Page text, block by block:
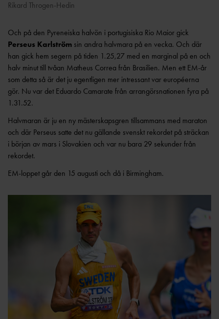
Rikard Throgen-Hedin
Och på den Pyreneiska halvön i portugisiska Rio Maior gick
Perseus Karlström sin andra halvmara på en vecka. Och där
han gick hem segern på tiden 1.25,27 med en marginal på en och
halv minut till tvåan Matheus Correa från Brasilien. Men ett EM-år
som detta så är det ju egentligen mer intressant var européerna
gör. Nu var det Eduardo Camarate från arrangörsnationen fyra på
1.31.52.
Halvmaran är ju en ny mästerskapsgren tillsammans med maraton
och där Perseus satte det nu gällande svenskt rekordet på sträckan
i början av mars i Slovakien och var nu bara 29 sekunder från
rekordet.
EM-loppet går den 15 augusti och då i Birmingham.